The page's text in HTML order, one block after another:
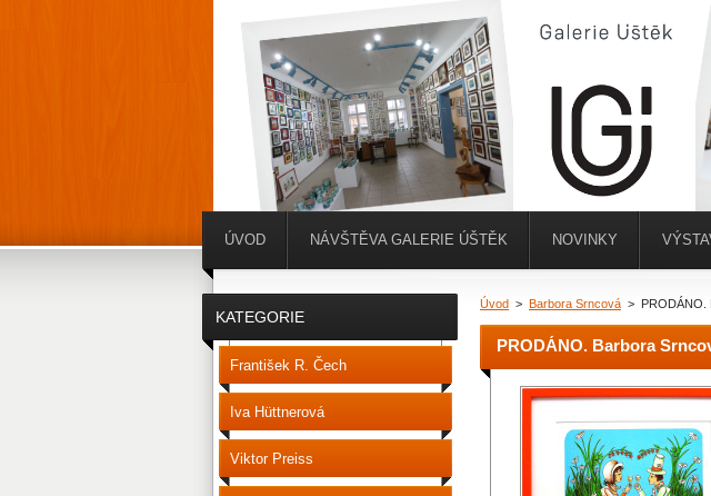
Úvod > Barbora Srncová > PRODÁNO.
PRODÁNO. Barbora
KATEGORIE
František R. Čech
Iva Hüttnerová
Viktor Preiss
ÚVOD NÁVŠTĚVA GALERIE ÚŠTĚK NOVINKY